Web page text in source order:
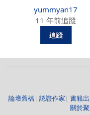
yummyan17
11 年前追蹤
論壇舊檔| 認證作家 | 書籍
關於